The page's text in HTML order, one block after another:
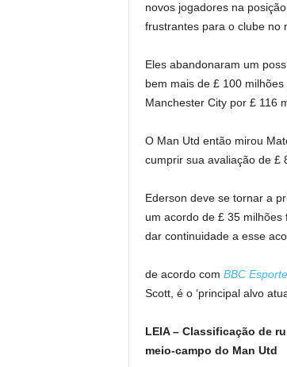
novos jogadores na
frustrantes para o clube no
Eles abandonaram um
bem mais de £ 100
Manchester City por £ 116
O Man Utd então mirou
cumprir sua avaliação de £
Ederson deve se tornar a
um acordo de £ 35 milhões
dar continuidade a esse
de acordo com BBC
Scott, é o ‘principal alvo
LEIA – Classificação de
meio-campo do Man Utd